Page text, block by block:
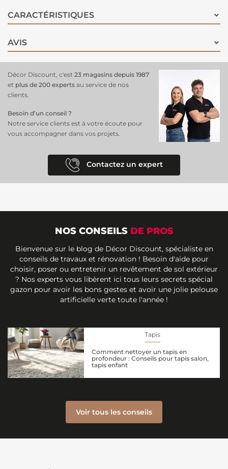
CARACTÉRISTIQUES
AVIS
Décor Discount, c'est 23 magasins depuis 1987
et plus de 200 experts au service de nos
clients.
Besoin d’un conseil ?
Notre service clients est à votre écoute pour
vous accompagner dans vos projets.
Contactez un expert
NOS CONSEILS DE PROS
Bienvenue sur le blog de Décor Discount, spécialiste en
conseils de travaux et rénovation ! Besoin d'aide pour
choisir, poser ou entretenir un revêtement de sol extérieur
? Nos experts vous libèrent ici tous leurs secrets spécial
gazon pour avoir les bons gestes et avoir une jolie pelouse
artificielle verte toute l'année !
Tapis
Comment nettoyer un tapis en
profondeur : Conseils pour tapis salon,
tapis enfant
Voir tous les conseils